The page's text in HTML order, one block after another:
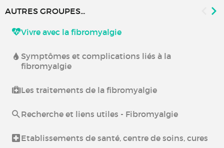
AUTRES GROUPES...
Vivre avec la fibromyalgie
Symptômes et complications liés à la
fibromyalgie
Les traitements de la fibromyalgie
Recherche et liens utiles - Fibromyalgie
Etablissements de santé, centre de soins, cures